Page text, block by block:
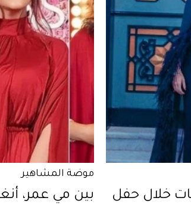
خلال حفل
موضة المشاهير
بين مي عمر،